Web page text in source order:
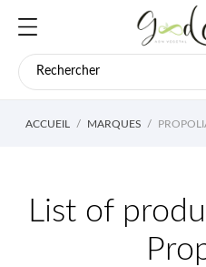
ACCUEIL MARQUES
List of